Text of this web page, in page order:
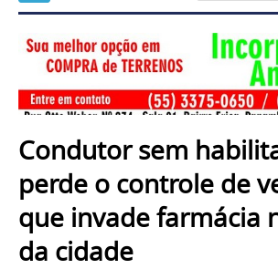
Condutor sem
perde o controle de
que invade farmácia
da cidade